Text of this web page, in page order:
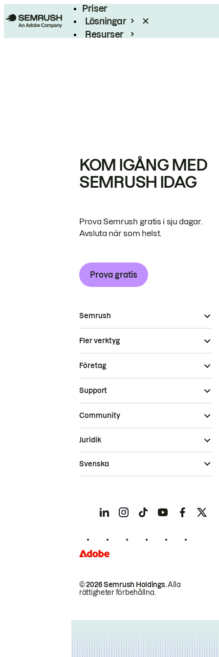
Priser
Lösningar
Resurser
KOM IGÅNG MED
SEMRUSH IDAG
Prova Semrush gratis i sju dagar.
Avsluta när som helst.
Prova gratis
Semrush
Fler verktyg
Företag
Support
Community
© 2026 Semrush Holdings.Alla
rättigheter förbehållna.
Juridik
Svenska